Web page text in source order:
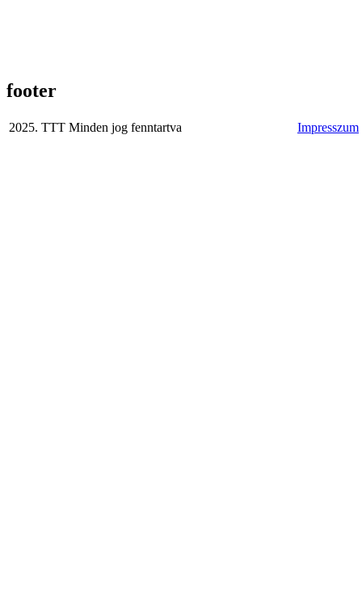
footer
2025. TTT Minden jog fenntartva Impresszum